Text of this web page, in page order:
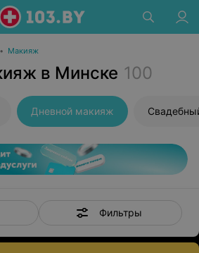
• Макияж
в Минске 100
Дневной макияж
Фильтры